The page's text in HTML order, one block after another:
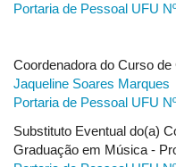
Portaria de Pessoal UFU
Coordenadora do Curso
Jaqueline Soares Marques
Portaria de Pessoal UFU
Substituto Eventual do(a)
Graduação em Música -